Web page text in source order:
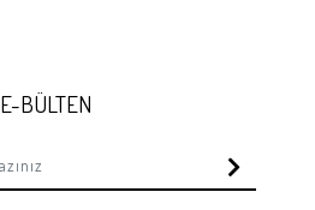
E-BÜLTEN